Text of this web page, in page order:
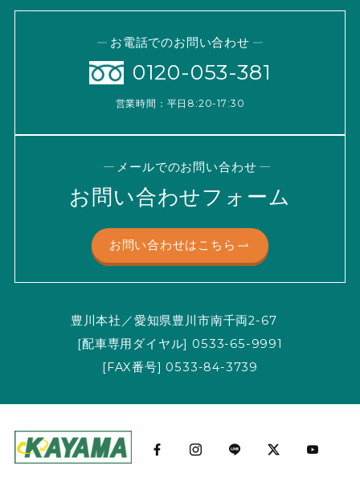
お電話でのお問い合わせ
0120-053-381
営業時間：平日8:20-17:30
メールでのお問い合わせ
お問い合わせフォーム
お問い合わせはこちら
豊川本社／愛知県豊川市南千両2-67
[配車専用ダイヤル] 0533-65-9991
[FAX番号] 0533-84-3739